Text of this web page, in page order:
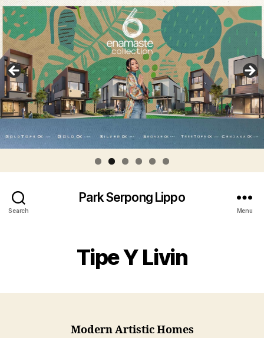
Search
Park Serpong Lippo
Menu
Tipe Y Livin
Modern Artistic Homes